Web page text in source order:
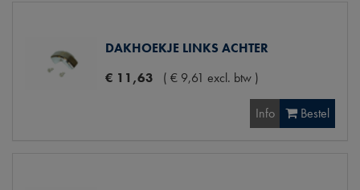
DAKHOEKJE LINKS ACHTER
€ 11 ,63 ( € 9,61 excl. btw )
Info Bestel